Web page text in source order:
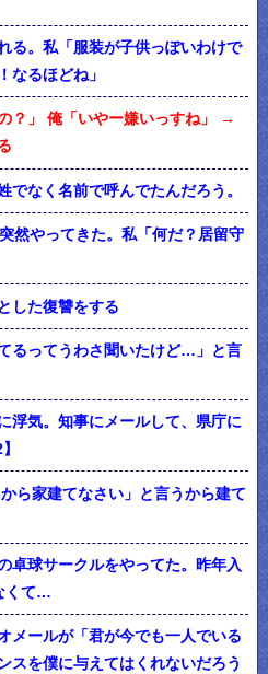
る。私「服装が子供っぽいわけで
るほどね」
？」 俺「いやー嫌いっすね」 →
でなく名前で呼んでたんだろう。
然やってきた。私「何だ？居留守
した復讐をする
るってうわさ聞いたけど…」と言
浮気。知事にメールして、県庁に
ら家建てなさい」と言うから建て
卓球サークルをやってた。昨年入
くて…
メールが「君が今でも一人でいる
スを僕に与えてはくれないだろう